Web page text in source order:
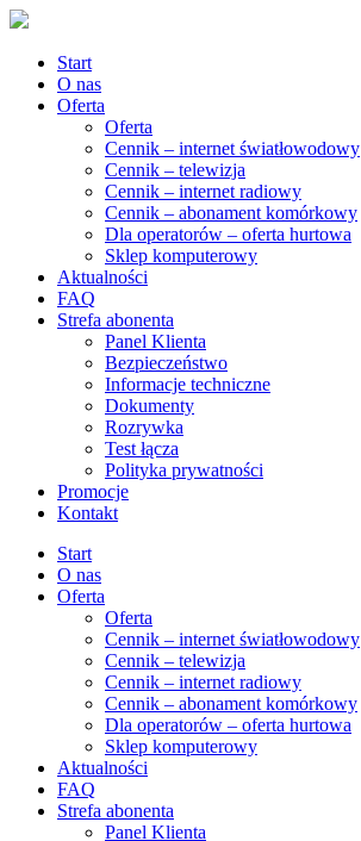
Start
O nas
Oferta
Oferta
Cennik – internet światłowodowy
Cennik – telewizja
Cennik – internet radiowy
Cennik – abonament komórkowy
Dla operatorów – oferta hurtowa
Sklep komputerowy
Aktualności
FAQ
Strefa abonenta
Panel Klienta
Bezpieczeństwo
Informacje techniczne
Dokumenty
Rozrywka
Test łącza
Polityka prywatności
Promocje
Kontakt
Start
O nas
Oferta
Oferta
Cennik – internet światłowodowy
Cennik – telewizja
Cennik – internet radiowy
Cennik – abonament komórkowy
Dla operatorów – oferta hurtowa
Sklep komputerowy
Aktualności
FAQ
Strefa abonenta
Panel Klienta